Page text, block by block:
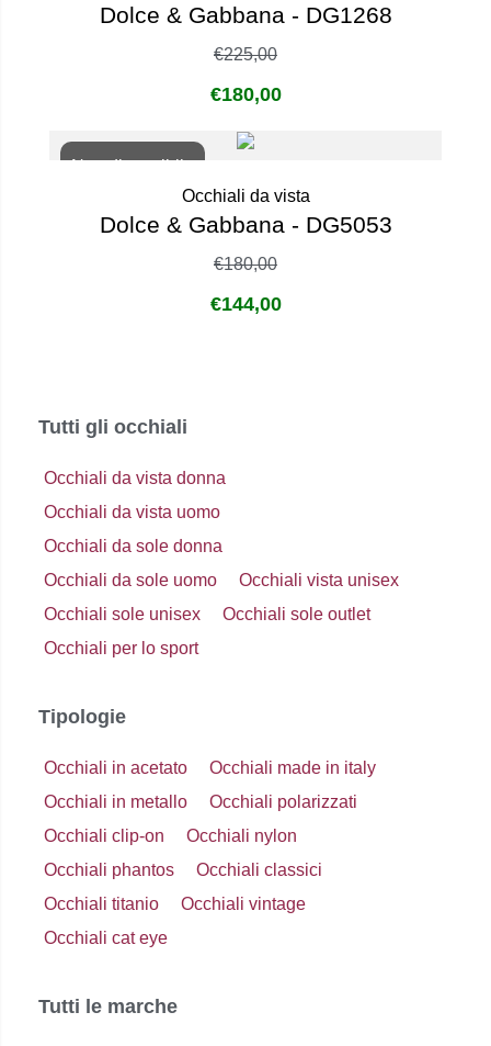
Dolce & Gabbana - DG1268
€225,00
€180,00
Non disponibile
Occhiali da vista
Dolce & Gabbana - DG5053
€180,00
€144,00
Tutti gli occhiali
Occhiali da vista donna
Occhiali da vista uomo
Occhiali da sole donna
Occhiali da sole uomo
Occhiali vista unisex
Occhiali sole unisex
Occhiali sole outlet
Occhiali per lo sport
Tipologie
Occhiali in acetato
Occhiali made in italy
Occhiali in metallo
Occhiali polarizzati
Occhiali clip-on
Occhiali nylon
Occhiali phantos
Occhiali classici
Occhiali titanio
Occhiali vintage
Occhiali cat eye
Tutti le marche